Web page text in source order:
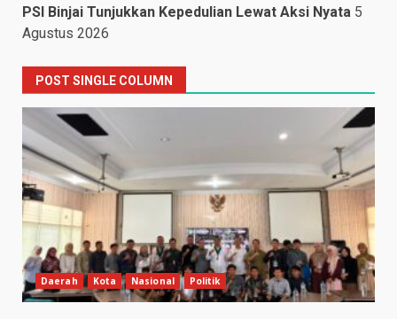
PSI Binjai Tunjukkan Kepedulian Lewat Aksi Nyata 5
Agustus 2026
POST SINGLE COLUMN
Daerah Kota Nasional Politik